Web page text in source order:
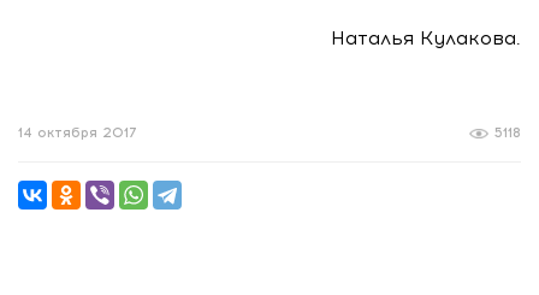
Наталья Кулакова.
5118
14 октября 2017